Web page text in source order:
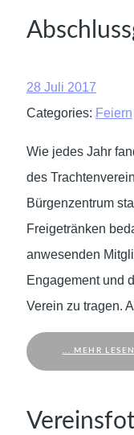
28 Juli 2017
Categories: Feiern
Wie jedes Jahr
des
Bürgenzentrum
Freigetränken
anwesenden
Engagement und
Verein zu tragen.
... MEHR LESEN